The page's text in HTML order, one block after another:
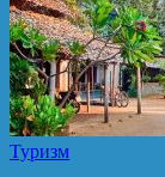
Туризм